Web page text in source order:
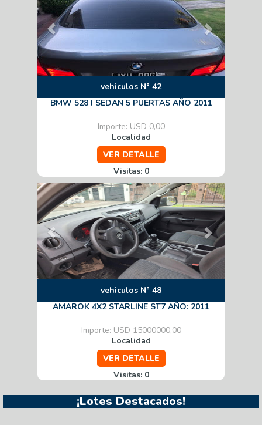
vehiculos N° 42
BMW 528 I SEDAN 5 PUERTAS AÑO 2011
Importe: USD 0,00
Localidad
VER DETALLE
Visitas: 0
Next
Previous
vehiculos N° 48
AMAROK 4X2 STARLINE ST7 AÑO: 2011
Importe: USD 15000000,00
Localidad
VER DETALLE
Visitas: 0
¡Lotes Destacados!